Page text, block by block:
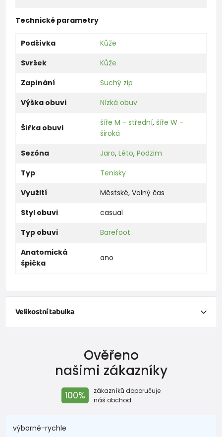
Technické parametry
Podšívka
Kůže
Svršek
Kůže
Zapínání
Suchý zip
Výška obuvi
Nízká obuv
Šířka obuvi
šíře M - střední, šíře W -
široká
Sezóna
Jaro, Léto, Podzim
Typ
Tenisky
Využití
Městské, Volný čas
Styl obuvi
casual
Typ obuvi
Barefoot
Anatomická
špička
ano
Velikostní tabulka
140 146 152 159
121 128 134 140
Ověřeno
našimi zákazníky
100%
zákazníků doporučuje
náš obchod
výborně-rychle